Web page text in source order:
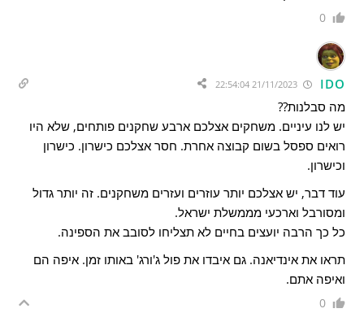
0
IDO
מה סבלנות??
יש לנו עיניים. משחקים אצלכם ארבע שחקנים פותחים, שלא היו
רואים ספסל בשום קבוצה אחרת. חסר אצלכם כישרון. כישרון
וכישרון.
עוד דבר, יש אצלכם יותר עוזרים ועזרים משחקנים. זה יותר גדול
ומסורבל וארכעי מממשלת ישראל.
כל כך הרבה יועצים בחיים לא תצליחו לסובב את הספינה.
תראו את אינדיאנה. גם איבדו את פול ג'ורג' באותו זמן. איפה הם
ואיפה אתם.
0